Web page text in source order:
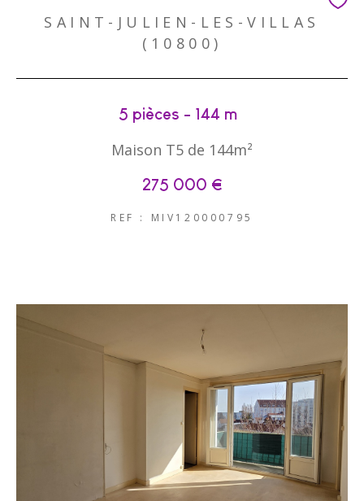
SAINT-JULIEN-LES-VILLAS
(10800)
5 pièces - 144 m²
Maison T5 de 144m²
275 000 €
REF : MIV120000795